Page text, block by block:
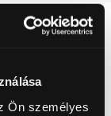
Ön személyes